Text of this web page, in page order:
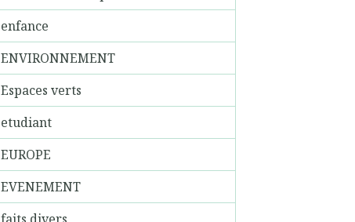
enfance
ENVIRONNEMENT
Espaces verts
etudiant
EUROPE
EVENEMENT
faits divers